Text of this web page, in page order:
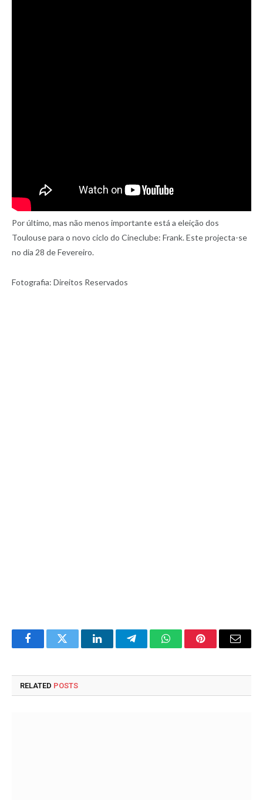
Por último, mas não menos importante está a eleição dos
Toulouse para o novo ciclo do Cineclube: Frank. Este projecta-se
no dia 28 de Fevereiro.
Fotografia: Direitos Reservados
FacebookTwitter LinkedInTelegramWhatsAppPinterestEmail
RELATED POSTS